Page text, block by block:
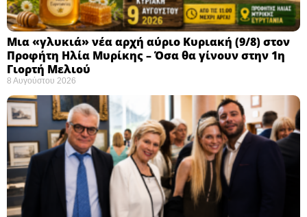
Μια «γλυκιά» νέα αρχή αύριο Κυριακή (9/8) στον
Προφήτη Ηλία Μυρίκης – Όσα θα γίνουν στην 1η
Γιορτή Μελιού
8 Αυγούστου 2026